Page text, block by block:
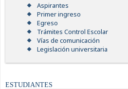
Aspirantes
Primer ingreso
Egreso
Trámites Control Escolar
Vías de comunicación
Legislación universitaria
ESTUDIANTES